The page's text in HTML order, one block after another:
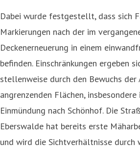
Dabei wurde festgestellt, dass sich
Markierungen nach der im
Deckenerneuerung in einem
befinden. Einschränkungen ergeben
stellenweise durch den Bewuchs der
angrenzenden Flächen,
Einmündung nach Schönhof. Die
Eberswalde hat bereits erste
und wird die Sichtverhältnisse durch